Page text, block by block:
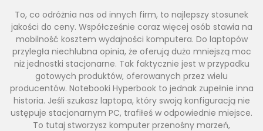
To, co odróżnia nas od innych firm, to najlepszy stosunek
jakości do ceny. Współcześnie coraz więcej osób stawia na
mobilność kosztem wydajności komputera. Do laptopów
przyległa niechlubna opinia, że oferują dużo mniejszą moc
niż jednostki stacjonarne. Tak faktycznie jest w przypadku
gotowych produktów, oferowanych przez wielu
producentów. Notebooki Hyperbook to jednak zupełnie inna
historia. Jeśli szukasz laptopa, który swoją konfiguracją nie
ustępuje stacjonarnym PC, trafiłeś w odpowiednie miejsce.
To tutaj stworzysz komputer przenośny marzeń,